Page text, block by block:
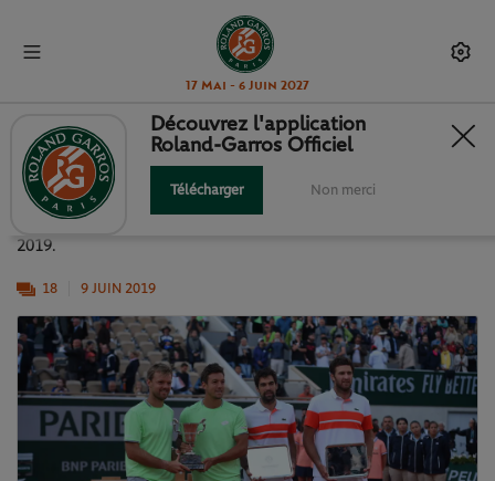
17 Mai - 6 Juin 2027
AU PALMARÈS 2019
2019.
18 9 JUIN 2019
Découvrez l'application
Roland-Garros Officiel
Télécharger Non merci